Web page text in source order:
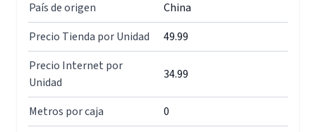
País de origen
China
Precio Tienda por Unidad
49.99
Precio Internet por
Unidad
34.99
Metros por caja 0